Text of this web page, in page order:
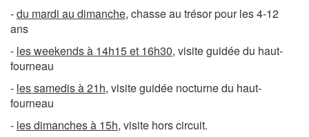
-du mardi au dimanche, chasse au trésor pour les 4-12
ans
- les weekends à 14h15 et 16h30, visite guidée du haut-
fourneau
- les samedis à 21h, visite guidée nocturne du haut-
fourneau
- les dimanches à 15h, visite hors circuit.